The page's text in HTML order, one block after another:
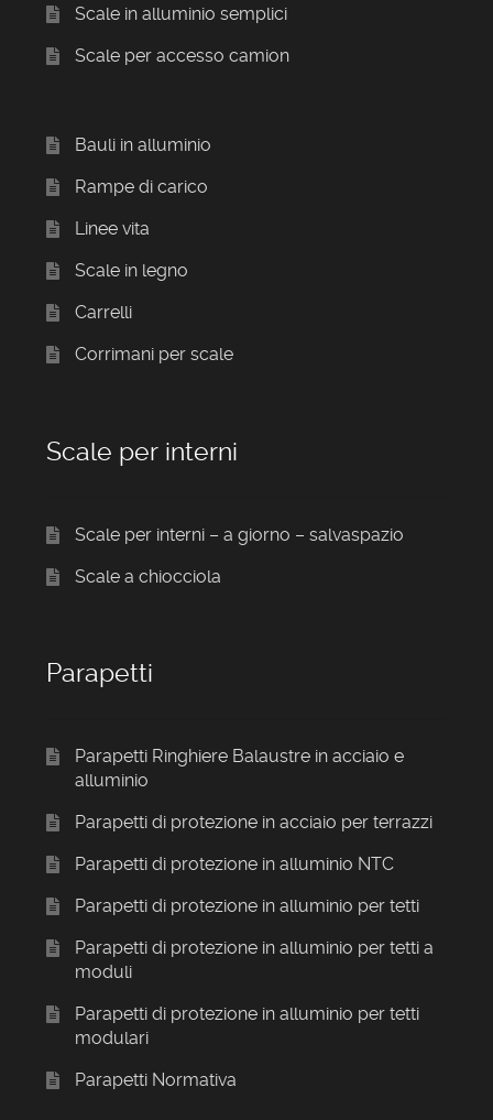
Scale in alluminio semplici
Scale per accesso camion
Bauli in alluminio
Rampe di carico
Linee vita
Scale in legno
Carrelli
Corrimani per scale
Scale per interni
Scale per interni – a giorno – salvaspazio
Scale a chiocciola
Parapetti
Parapetti Ringhiere Balaustre in acciaio e
alluminio
Parapetti di protezione in acciaio per terrazzi
Parapetti di protezione in alluminio NTC
Parapetti di protezione in alluminio per tetti
Parapetti di protezione in alluminio per tetti a
moduli
Parapetti di protezione in alluminio per tetti
modulari
Parapetti Normativa